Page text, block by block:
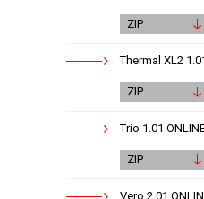
ZIP
Thermal XL2
ZIP
Trio 1.01
ZIP
Vero 2.01